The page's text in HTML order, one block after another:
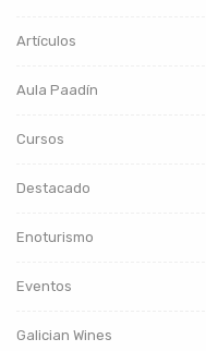
Artículos
Aula Paadín
Cursos
Destacado
Enoturismo
Eventos
Galician Wines